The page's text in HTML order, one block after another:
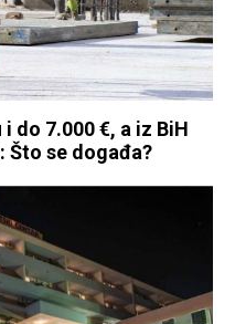
do 7.000 €, a iz BiH
Što se događa?